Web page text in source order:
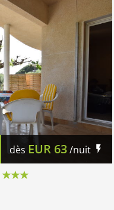
dès EUR 63/nuit